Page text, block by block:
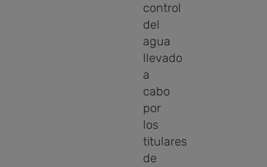
control
del
agua
llevado
a
cabo
por
los
titulares
de